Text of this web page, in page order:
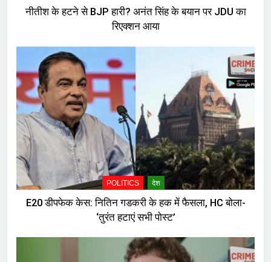
नीतीश के हटने से BJP हारी? अनंत सिंह के बयान पर JDU का
रिएक्शन आया
POLITICS देश
E20 डीपफेक केस: नितिन गडकरी के हक में फैसला, HC बोला-
‘तुरंत हटाएं सभी पोस्ट’